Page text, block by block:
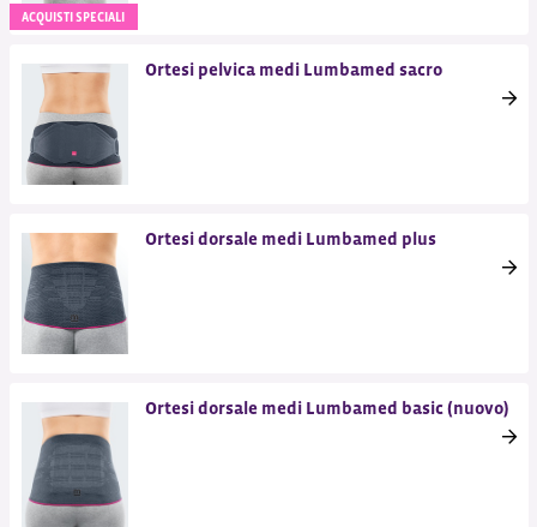
ACQUISTI SPECIALI
Ortesi pelvica medi Lumbamed sacro
Ortesi dorsale medi Lumbamed plus
Ortesi dorsale medi Lumbamed basic (nuovo)